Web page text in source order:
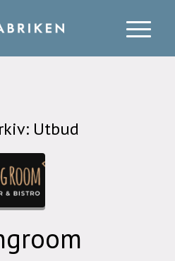
Utbud